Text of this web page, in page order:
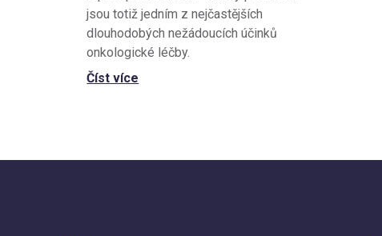
jsou totiž jedním z nejčastějších
dlouhodobých nežádoucích účinků
onkologické léčby.
Číst více